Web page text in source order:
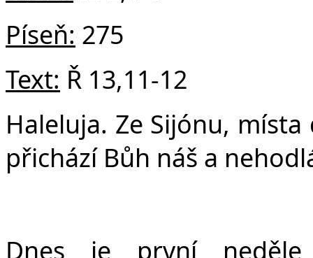
Píseň: 275
Text: Ř 13,11-12
Haleluja. Ze Sijónu,
přichází Bůh náš a
Dnes je první neděle